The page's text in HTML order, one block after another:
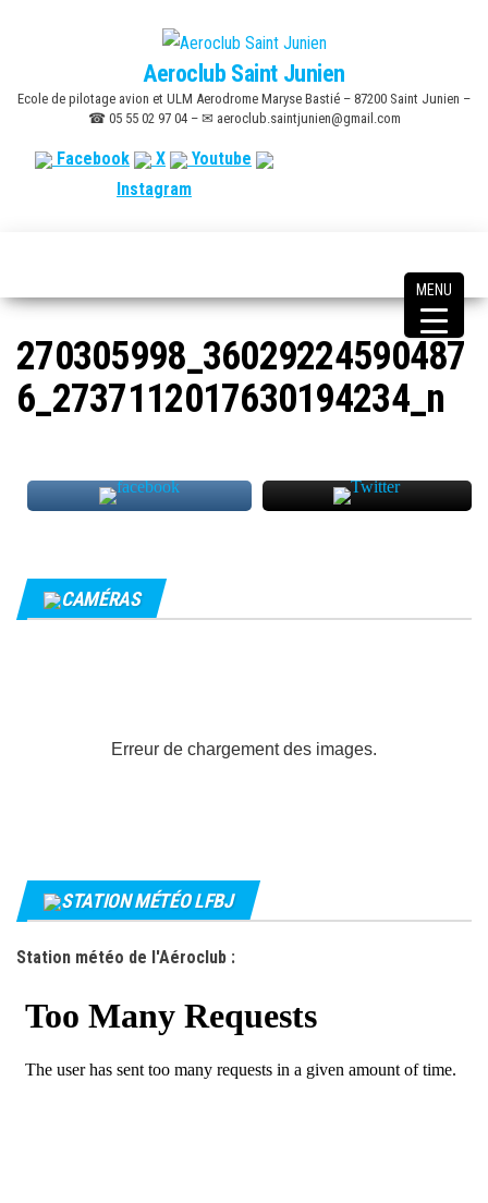
content
Aeroclub Saint Junien
Ecole de pilotage avion et ULM Aerodrome Maryse Bastié – 87200 Saint Junien –
☎ 05 55 02 97 04 – ✉ aeroclub.saintjunien@gmail.com
Facebook X
Youtube
Instagram
270305998_36029224590487
6_2737112017630194234_n
CAMÉRAS
Erreur de chargement des images.
STATION MÉTÉO LFBJ
Station météo de l'Aéroclub :
MENU